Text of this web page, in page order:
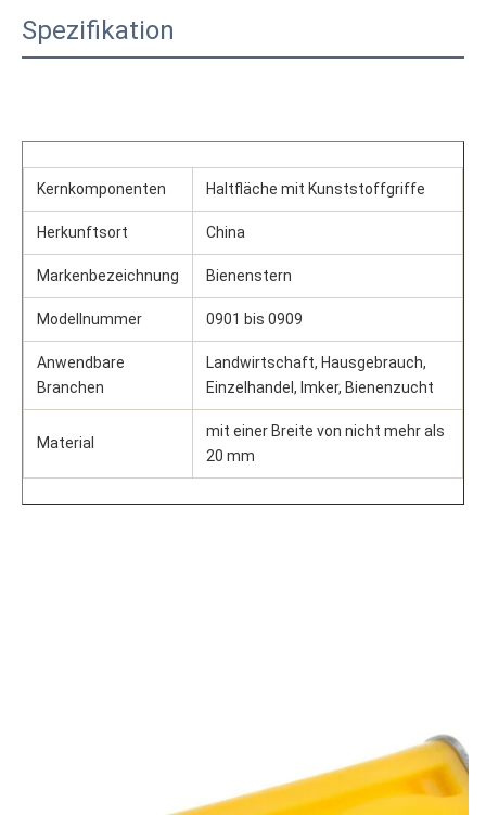
Spezifikation
Kernkomponenten Haltfläche mit Kunststoffgriffe
Herkunftsort China
Markenbezeichnung Bienenstern
Modellnummer 0901 bis 0909
Anwendbare
Branchen
Landwirtschaft, Hausgebrauch,
Einzelhandel, Imker, Bienenzucht
Material
mit einer Breite von nicht mehr als
20 mm